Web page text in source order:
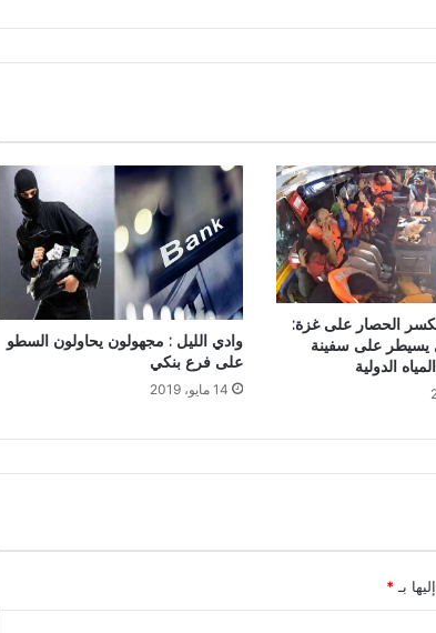
الحصار على غزة:
يسيطر على سفينة
الدولية
وادي الليل : مجهولون يحاولون السطو
على فرع بنكي
14 مايو، 2019
بـ *